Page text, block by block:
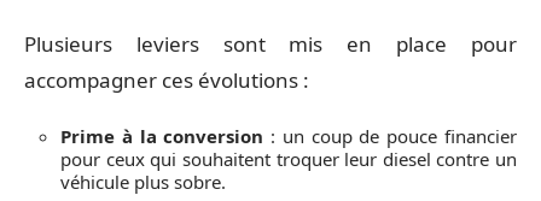
Plusieurs leviers sont mis en place pour
accompagner ces évolutions :
Prime à la conversion : un coup de pouce financier
pour ceux qui souhaitent troquer leur diesel contre un
véhicule plus sobre.